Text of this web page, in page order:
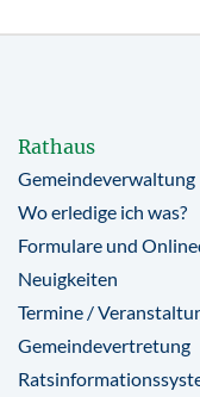
Rathaus
Gemeindeverwaltung
Wo erledige ich was?
Formulare und
Neuigkeiten
Termine /
Gemeindevertretung